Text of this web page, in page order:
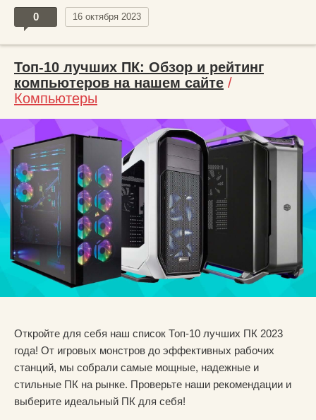
0 16 октября 2023
Топ-10 лучших ПК: Обзор и рейтинг
компьютеров на нашем сайте /
Компьютеры
Откройте для себя наш список Топ-10 лучших ПК 2023
года! От игровых монстров до эффективных рабочих
станций, мы собрали самые мощные, надежные и
стильные ПК на рынке. Проверьте наши рекомендации и
выберите идеальный ПК для себя!